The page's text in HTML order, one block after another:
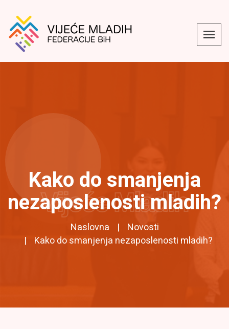
Kako do smanjenja
nezaposlenosti mladih?
Naslovna
Novosti
Kako do smanjenja nezaposlenosti mladih?
Vijeće Mladih